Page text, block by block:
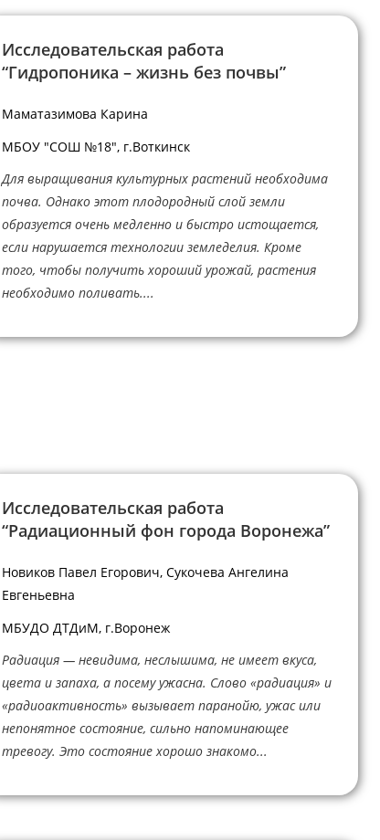
Исследовательская работа
“Гидропоника – жизнь без почвы”
Маматазимова Карина
МБОУ "СОШ №18", г.Воткинск
Для выращивания культурных растений необходима
почва. Однако этот плодородный слой земли
образуется очень медленно и быстро истощается,
если нарушается технологии земледелия. Кроме
того, чтобы получить хороший урожай, растения
необходимо поливать....
Исследовательская работа
“Радиационный фон города Воронежа”
Новиков Павел Егорович, Сукочева Ангелина
Евгеньевна
МБУДО ДТДиМ, г.Воронеж
Радиация — невидима, неслышима, не имеет вкуса,
цвета и запаха, а посему ужасна. Слово «радиация» и
«радиоактивность» вызывает паранойю, ужас или
непонятное состояние, сильно напоминающее
тревогу. Это состояние хорошо знакомо...